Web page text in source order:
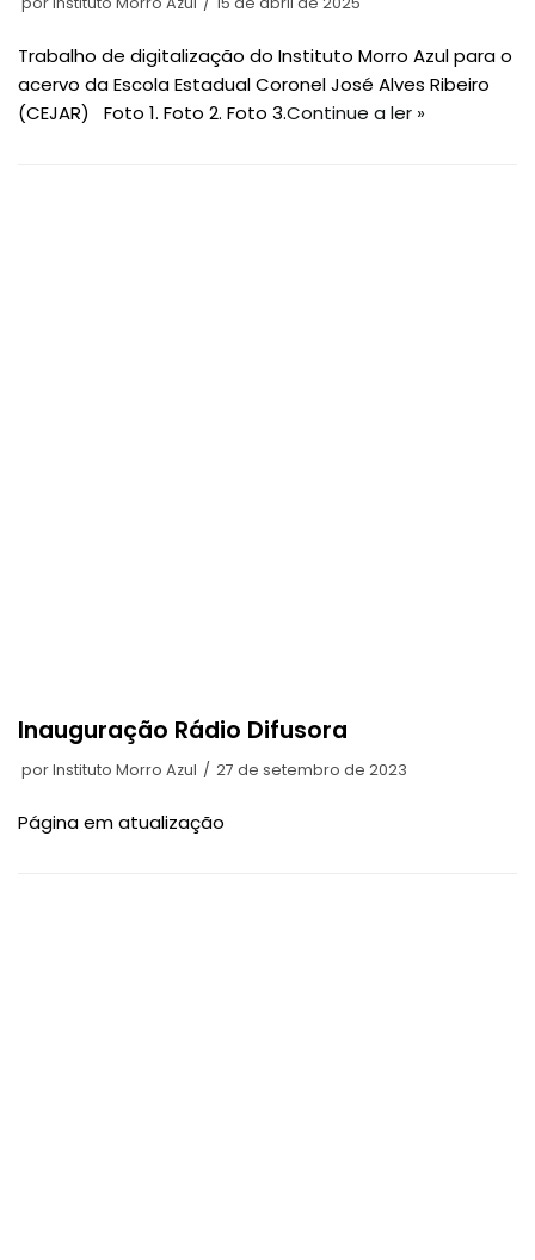
Trabalho de digitalização do Instituto Morro Azul para o
acervo da Escola Estadual Coronel José Alves Ribeiro
(CEJAR) Foto 1. Foto 2. Foto 3.Continue a ler »
Inauguração Rádio Difusora
porInstituto Morro Azul 27 de setembro de 2023
Página em atualização